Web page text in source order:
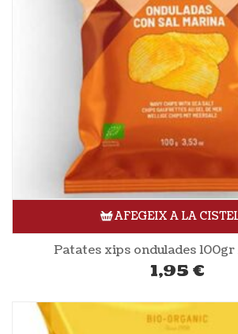
AFEGEIX A LA
Patates xips ondulades 100gr
1,95 €